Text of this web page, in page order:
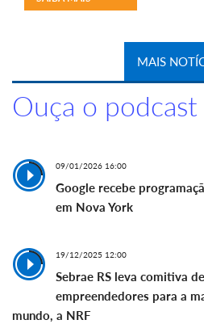
MAIS
Ouça o podcast
09/01/2026 16:00
Google recebe
em Nova York
19/12/2025 12:00
Sebrae RS leva comitiva
empreendedores para a
mundo, a NRF